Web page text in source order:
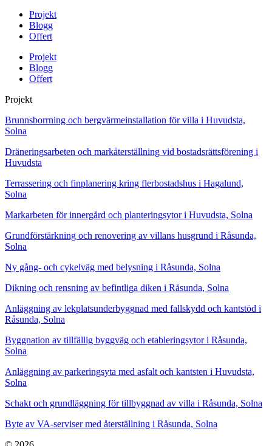
Projekt
Blogg
Offert
Projekt
Blogg
Offert
Projekt
Brunnsborrning och bergvärmeinstallation för villa i Huvudsta,
Solna
Dräneringsarbeten och markåterställning vid bostadsrättsförening i
Huvudsta
Terrassering och finplanering kring flerbostadshus i Hagalund,
Solna
Markarbeten för innergård och planteringsytor i Huvudsta, Solna
Grundförstärkning och renovering av villans husgrund i Råsunda,
Solna
Ny gång- och cykelväg med belysning i Råsunda, Solna
Dikning och rensning av befintliga diken i Råsunda, Solna
Anläggning av lekplatsunderbyggnad med fallskydd och kantstöd i
Råsunda, Solna
Byggnation av tillfällig byggväg och etableringsytor i Råsunda,
Solna
Anläggning av parkeringsyta med asfalt och kantsten i Huvudsta,
Solna
Schakt och grundläggning för tillbyggnad av villa i Råsunda, Solna
Byte av VA-serviser med återställning i Råsunda, Solna